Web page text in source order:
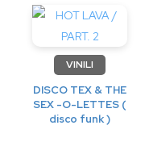
VINILI
DISCO TEX & THE
SEX -O-LETTES (
disco funk )